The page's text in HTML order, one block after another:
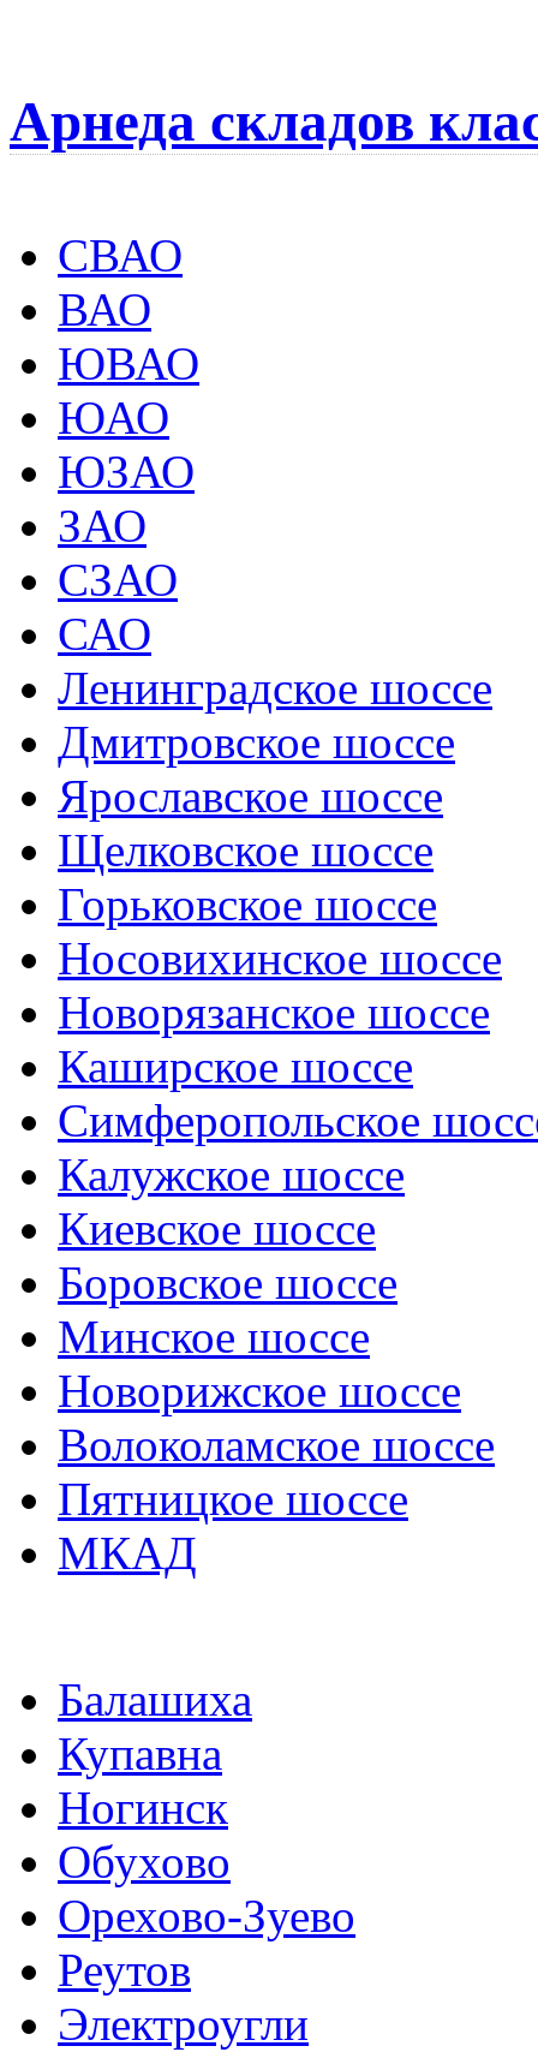
Арнеда складов
СВАО
ВАО
ЮВАО
ЮАО
ЮЗАО
ЗАО
СЗАО
САО
Ленинградское шоссе
Дмитровское шоссе
Ярославское шоссе
Щелковское шоссе
Горьковское шоссе
Носовихинское шоссе
Новорязанское шоссе
Каширское шоссе
Симферопольское
Калужское шоссе
Киевское шоссе
Боровское шоссе
Минское шоссе
Новорижское шоссе
Волоколамское шоссе
Пятницкое шоссе
МКАД
Балашиха
Купавна
Ногинск
Обухово
Орехово-Зуево
Реутов
Электроугли